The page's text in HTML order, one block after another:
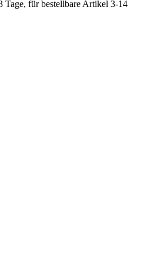
Tage, für bestellbare Artikel 3-14